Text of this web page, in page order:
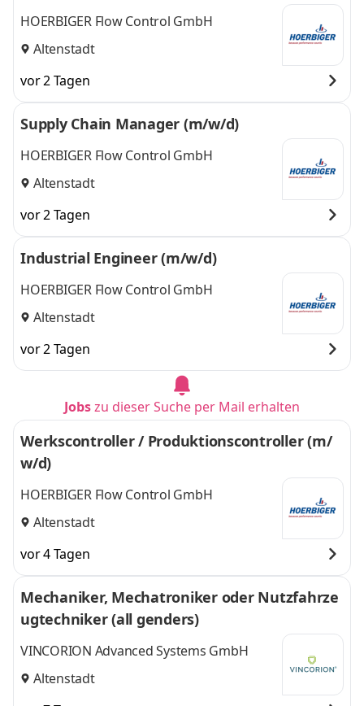
HOERBIGER Flow Control GmbH
Altenstadt
vor 2 Tagen
Supply Chain Manager (m/w/d)
HOERBIGER Flow Control GmbH
Altenstadt
vor 2 Tagen
Industrial Engineer (m/w/d)
HOERBIGER Flow Control GmbH
Altenstadt
vor 2 Tagen
Jobszu dieser Suche per Mail erhalten
Werkscontroller / Produktionscontroller (m/
w/d)
HOERBIGER Flow Control GmbH
Altenstadt
vor 4 Tagen
Mechaniker, Mechatroniker oder Nutzfahrze
ugtechniker (all genders)
VINCORION Advanced Systems GmbH
Altenstadt